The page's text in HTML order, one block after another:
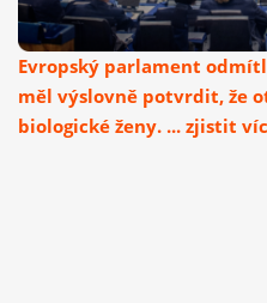
Evropský parlament
měl výslovně potvrdit, že
biologické ženy. ... zjistit